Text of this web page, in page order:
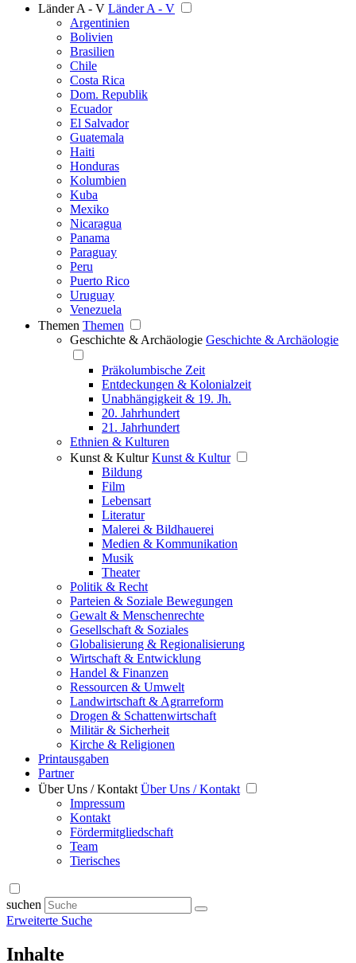
Länder A - V Länder A - V
Argentinien
Bolivien
Brasilien
Chile
Costa Rica
Dom. Republik
Ecuador
El Salvador
Guatemala
Haiti
Honduras
Kolumbien
Kuba
Mexiko
Nicaragua
Panama
Paraguay
Peru
Puerto Rico
Uruguay
Venezuela
Themen Themen
Geschichte & Archäologie Geschichte & Archäologie
Präkolumbische Zeit
Entdeckungen & Kolonialzeit
Unabhängigkeit & 19. Jh.
20. Jahrhundert
21. Jahrhundert
Ethnien & Kulturen
Kunst & Kultur Kunst & Kultur
Bildung
Film
Lebensart
Literatur
Malerei & Bildhauerei
Medien & Kommunikation
Musik
Theater
Politik & Recht
Parteien & Soziale Bewegungen
Gewalt & Menschenrechte
Gesellschaft & Soziales
Globalisierung & Regionalisierung
Wirtschaft & Entwicklung
Handel & Finanzen
Ressourcen & Umwelt
Landwirtschaft & Agrarreform
Drogen & Schattenwirtschaft
Militär & Sicherheit
Kirche & Religionen
Printausgaben
Partner
Über Uns / Kontakt Über Uns / Kontakt
Impressum
Kontakt
Fördermitgliedschaft
Team
Tierisches
suchen
Erweiterte Suche
Inhalte